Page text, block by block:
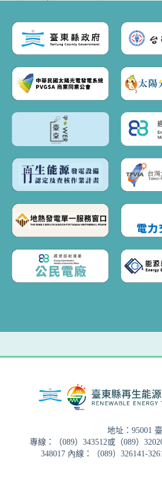
地址：95001
專線：（089）343512或（089）
348017 內線：（089）326141-